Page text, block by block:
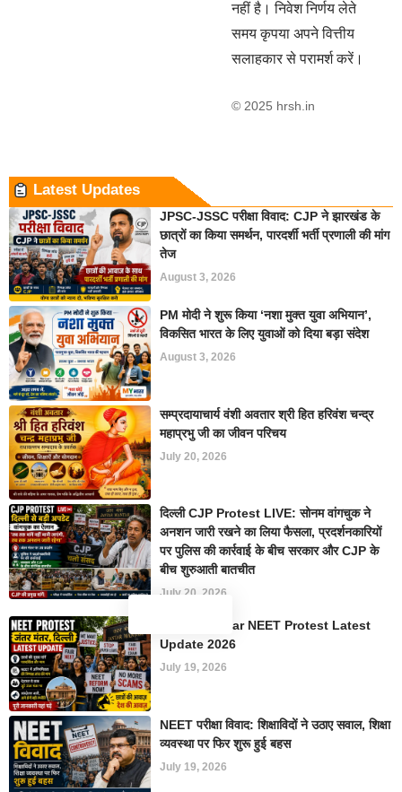
नहीं है। निवेश निर्णय लेते
समय कृपया अपने वित्तीय
सलाहकार से परामर्श करें।
© 2025 hrsh.in
Latest Updates
JPSC-JSSC परीक्षा विवाद: CJP ने झारखंड के
छात्रों का किया समर्थन, पारदर्शी भर्ती प्रणाली की मांग
तेज
August 3, 2026
PM मोदी ने शुरू किया ‘नशा मुक्त युवा अभियान’,
विकसित भारत के लिए युवाओं को दिया बड़ा संदेश
August 3, 2026
सम्प्रदायाचार्य वंशी अवतार श्री हित हरिवंश चन्द्र
महाप्रभु जी का जीवन परिचय
July 20, 2026
दिल्ली CJP Protest LIVE: सोनम वांगचुक ने
अनशन जारी रखने का लिया फैसला, प्रदर्शनकारियों
पर पुलिस की कार्रवाई के बीच सरकार और CJP के
बीच शुरुआती बातचीत
July 20, 2026
Jantar Mantar NEET Protest Latest
Update 2026
July 19, 2026
NEET परीक्षा विवाद: शिक्षाविदों ने उठाए सवाल, शिक्षा
व्यवस्था पर फिर शुरू हुई बहस
July 19, 2026